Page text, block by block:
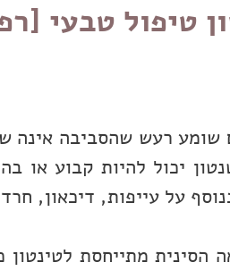
טיפול טבעי
שומע רעש שהסביבה אינה
יכול להיות קבוע או
על עייפות, דיכאון,
הסינית מתייחסת לטינטון